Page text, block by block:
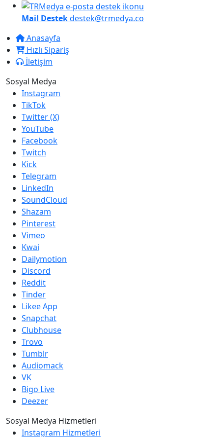
Mail Destekdestek@trmedya.co
Anasayfa
Hızlı Sipariş
İletişim
Sosyal Medya
Instagram
TikTok
Twitter (X)
YouTube
Facebook
Twitch
Kick
Telegram
LinkedIn
SoundCloud
Shazam
Pinterest
Vimeo
Kwai
Dailymotion
Discord
Reddit
Tinder
Likee App
Snapchat
Clubhouse
Trovo
Tumblr
Audiomack
VK
Bigo Live
Deezer
Sosyal Medya Hizmetleri
Instagram Hizmetleri